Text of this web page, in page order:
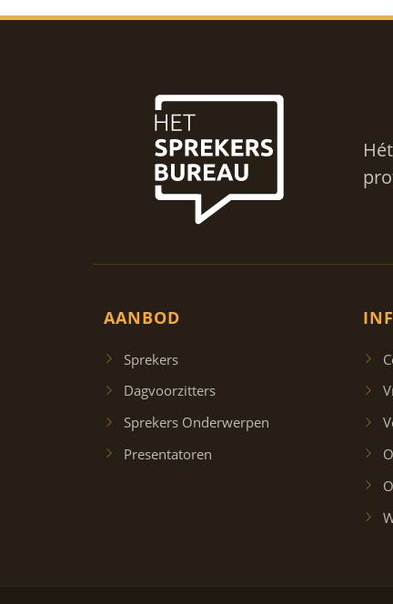
AANBOD
Sprekers
Dagvoorzitters
Sprekers Onderwerpen
Presentatoren